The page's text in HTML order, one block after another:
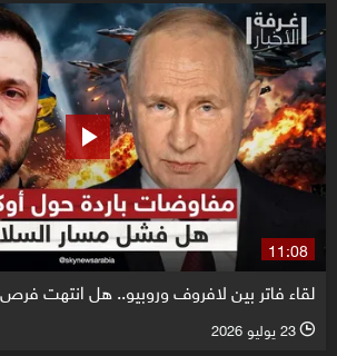
11:08
لقاء فاتر بين لافروف وروبيو.. هل انتهت فرص
l 23 يوليو 2026